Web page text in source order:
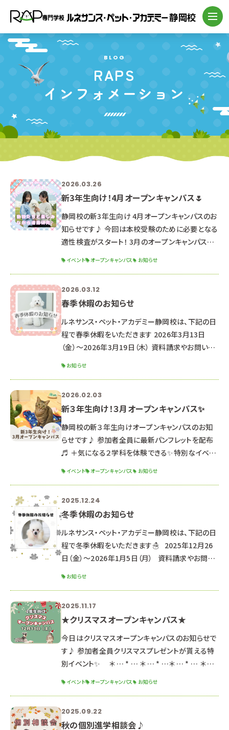
BLOG
RAPS
インフォメーション
2026.03.26
新3年生向け！4月オープンキャンパス🌷
静岡校の新3年生向け 4月オープンキャンパスのお
知らせです♪ 今回は本校受験のために必要となる
適性検査がスタート！ 3月のオープンキャンパスに
年4月18日（土） ☆時間☆ １３：００～１６：３０ （１
２：３０受付開始） ☆場所☆ 専門学校ルネサンス・
ペット・アカデミー【静岡校】 静岡県静岡市駿河区
東静岡2丁目5-15 ※駐車場はありませんので、公
共交
イベント オープンキャンパス お知らせ
2026.03.12
春季休暇のお知らせ
ルネサンス・ペット・アカデミー静岡校は、下記の日
程で春季休暇をいただきます 2026年3月13日
（金）～2026年3月19日（木） 資料請求やお問い合
オープンキャンパス予約は可能です♪
‐‐‐‐‐‐‐‐‐‐‐‐‐‐‐‐‐‐‐‐‐
‐‐‐‐‐‐‐‐‐‐‐‐‐‐‐‐‐‐‐‐‐
‐‐‐‐‐‐‐‐ ★次回のオープンキャンパス日
程★ ☞ 2026年3月21日（土
お知らせ
2026.02.03
新３年生向け！３月オープンキャンパス✨
静岡校の新３年生向けオープンキャンパスのお知
らせです♪ 参加者全員に最新パンフレットを配布
♬ ＋気になる２学科を体験できる✨特別なイベン
୨୧┈┈┈┈┈┈┈┈┈┈┈┈┈┈┈┈┈┈┈┈
┈┈┈┈┈┈┈┈┈┈┈┈┈┈┈┈┈୨୧ ２０２
６年３月２１日（土）・２２日（日） ２日間の開催です
🌟 ※２日間同じ内容のため、都合の良い方を選ん
で参加してね！ ☆時間☆
イベント オープンキャンパス お知らせ
2025.12.24
冬季休暇のお知らせ
ルネサンス・ペット・アカデミー静岡校は、下記の日
程で冬季休暇をいただきます☃ 2025年12月26
日（金）～2026年1月5日（月） 資料請求やお問い
よりオープンキャンパス予約は可能です♪
‐‐‐‐‐‐‐‐‐‐‐‐‐‐‐‐‐‐‐‐‐
‐‐‐‐‐‐‐‐‐‐‐‐‐‐‐‐‐‐‐‐‐
‐‐‐‐‐‐‐‐ ★次回のオープンキャ
お知らせ
2025.11.17
★クリスマスオープンキャンパス★
今日はクリスマスオープンキャンパスのお知らせで
す♪ 参加者全員クリスマスプレゼントが貰える特
別イベント✨ ＊ … * … ＊ … * …＊ … * … ＊ …
生向けのオープンキャンパス！ クリスマス特別イベ
ント開催予定🎀 毎年大人気のクリスマスイベント
イベント オープンキャンパス お知らせ
2025.09.22
秋の個別進学相談会♪